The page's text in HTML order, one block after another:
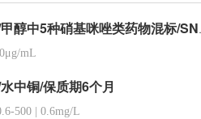
中5种硝基咪唑类药物混标/SN/T 5724-2025-4
mL
中铜/保质期6个月
500 0.6mg/L